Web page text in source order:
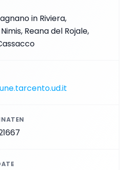
in Riviera,
Reana del Rojale,